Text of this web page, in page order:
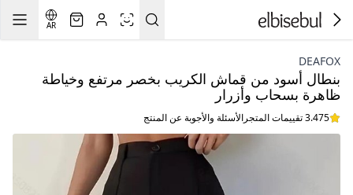
AR
DEAFOX
بنطال أسود من قماش الكريب بخصر مرتفع وخياطة
ظاهرة بسحاب وأزرار
3.475 تقييمات المتجر الأسئلة والأجوبة عن المنتج